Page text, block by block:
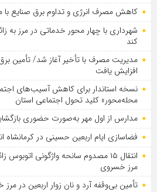
کاهش مصرف انرژی و تداوم برق صنایع
شهرداری با چهار محور خدماتی در مرز به
کند
مدیریت مصرف با تأخیر آغاز شد/ تأمین
افزایش یافت
نسخه استاندار برای کاهش آسیب‌های
محله‌محور» کلید تحول اجتماعی استان
مدارس از اول مهر به‌صورت حضوری
فضاسازی ایام اربعین حسینی در کرمانشاه
انتقال ۱۵ مصدوم سانحه واژگونی
مرز خسروی
تأمین بی‌وقفه آرد و نان زوار اربعین در